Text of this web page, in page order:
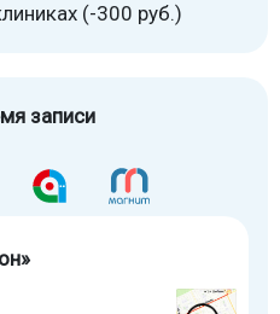
(-300 руб.)
записи